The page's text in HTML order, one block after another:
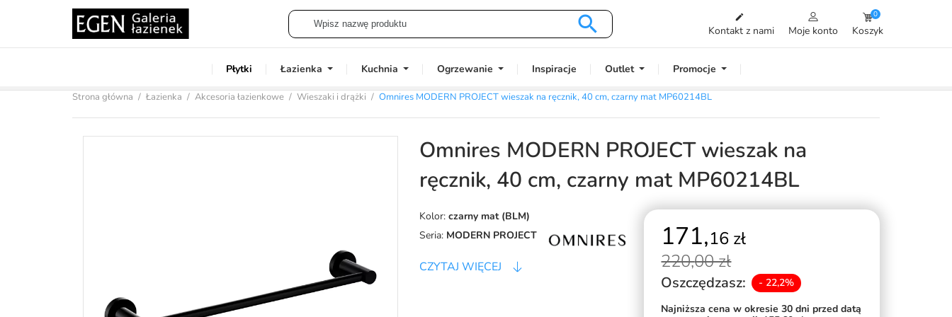
 
Kontakt z nami Moje konto Koszyk
0
Płytki Łazienka Kuchnia Ogrzewanie Inspiracje Outlet Promocje
Strona główna Łazienka Akcesoria łazienkowe Wieszaki i drążki Omnires MODERN PROJECT wieszak na ręcznik, 40 cm, czarny mat MP60214BL
Omnires MODERN PROJECT wieszak na
ręcznik, 40 cm, czarny mat MP60214BL
Kolor: czarny mat (BLM)
Seria: MODERN PROJECT
CZYTAJ WIĘCEJ
171,16 zł
220,00 zł
Oszczędzasz:
- 22,2%
Najniższa cena w okresie 30 dni przed datą